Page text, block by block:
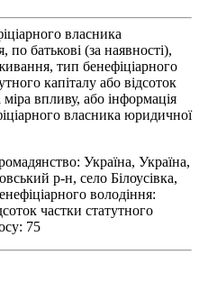
власника
батькові (за наявності),
тип бенефіціарного
капіталу або відсоток
впливу, або інформація
власника юридичної
Україна, Україна,
р-н, село Білоусівка,
володіння:
частки статутного
75